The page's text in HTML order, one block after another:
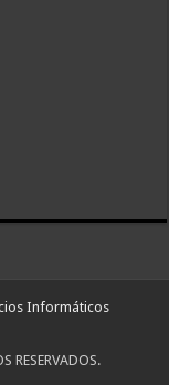
Informáticos
RESERVADOS.